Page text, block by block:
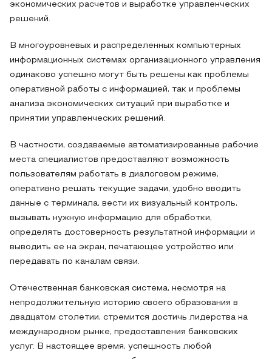
экономических расчетов и выработке управленческих
решений.
В многоуровневых и распределенных компьютерных
информационных системах организационного управления
одинаково успешно могут быть решены как проблемы
оперативной работы с информацией, так и проблемы
анализа экономических ситуаций при выработке и
принятии управленческих решений.
В частности, создаваемые автоматизированные рабочие
места специалистов предоставляют возможность
пользователям работать в диалоговом режиме,
оперативно решать текущие задачи, удобно вводить
данные с терминала, вести их визуальный контроль,
вызывать нужную информацию для обработки,
определять достоверность результатной информации и
выводить ее на экран, печатающее устройство или
передавать по каналам связи.
Отечественная банковская система, несмотря на
непродолжительную историю своего образования в
двадцатом столетии, стремится достичь лидерства на
международном рынке, предоставления банковских
услуг. В настоящее время, успешность любой